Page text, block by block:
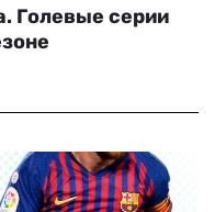
Голевые серии